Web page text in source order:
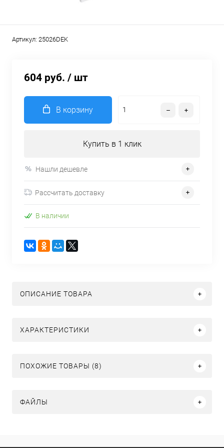
Артикул: 25026DEK
604 руб. / шт
В корзину
Купить в 1 клик
Нашли дешевле
Рассчитать доставку
В наличии
ОПИСАНИЕ ТОВАРА
ХАРАКТЕРИСТИКИ
ПОХОЖИЕ ТОВАРЫ (8)
ФАЙЛЫ